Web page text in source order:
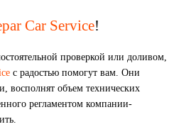
Car Service!
проверкой или доливом,
с радостью помогут вам. Они
восполнят объем технических
регламентом компании-